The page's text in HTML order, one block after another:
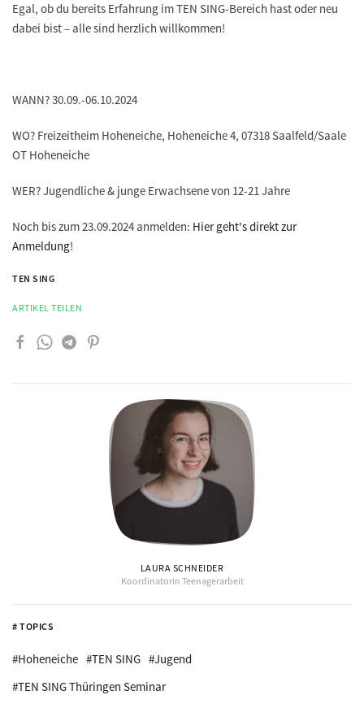
# TOPICS
#Hoheneiche #TEN SING #Jugend
#TEN SING Thüringen Seminar
Egal, ob du bereits Erfahrung im TEN SING-Bereich hast oder neu
dabei bist – alle sind herzlich willkommen!
WANN? 30.09.-06.10.2024
WO? Freizeitheim Hoheneiche, Hoheneiche 4, 07318 Saalfeld/Saale
OT Hoheneiche
WER? Jugendliche & junge Erwachsene von 12-21 Jahre
Noch bis zum 23.09.2024 anmelden: Hier geht's direkt zur
Anmeldung!
TEN SING
ARTIKEL TEILEN
LAURA SCHNEIDER
Koordinatorin Teenagerarbeit